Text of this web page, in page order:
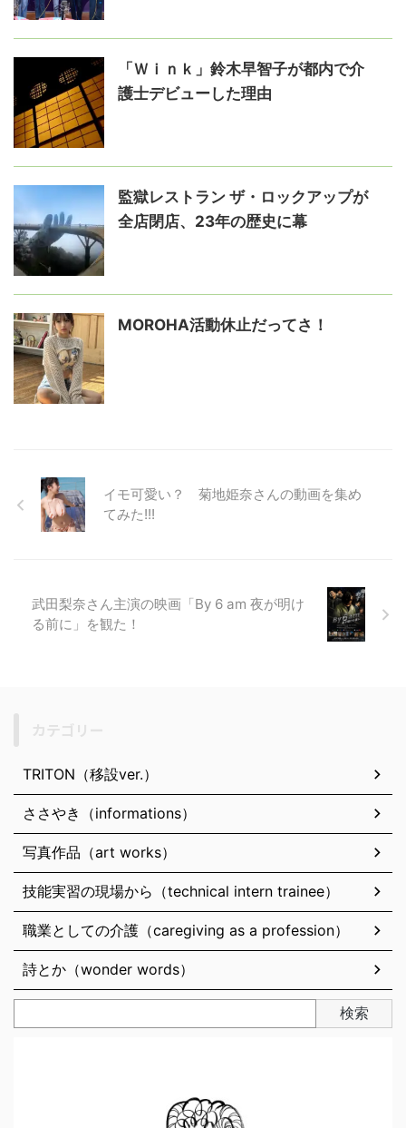
「Ｗｉｎｋ」鈴木早智子が都内で介
護士デビューした理由
監獄レストラン ザ・ロックアップが
全店閉店、23年の歴史に幕
MOROHA活動休止だってさ！
イモ可愛い？ 菊地姫奈さんの動画を集め
てみた!!!
武田梨奈さん主演の映画「By 6 am 夜が明け
る前に」を観た！
TRITON（移設ver.）
ささやき（informations）
写真作品（art works）
技能実習の現場から（technical intern trainee）
職業としての介護（caregiving as a profession）
詩とか（wonder words）
検索